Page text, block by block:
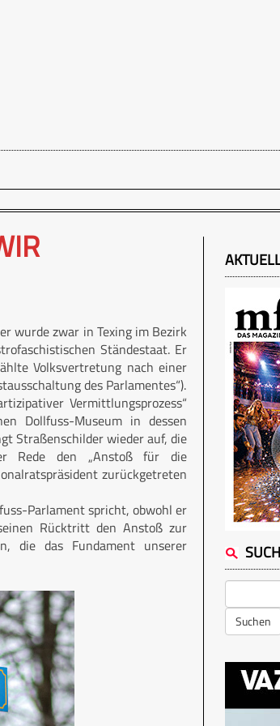
wurde zwar in Texing im Bezirk
Ständestaat. Er
Volksvertretung nach einer
des Parlamentes“).
Vermittlungsprozess“
Dollfuss-Museum in dessen
Straßenschilder wieder auf, die
Rede den „Anstoß für die
zurückgetreten
Parlament spricht, obwohl er
Rücktritt den Anstoß zur
die das Fundament unserer
Suchen